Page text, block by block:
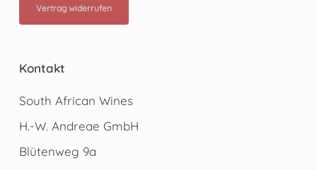
Vertrag widerrufen
Kontakt
South African Wines
H.-W. Andreae GmbH
Blütenweg 9a